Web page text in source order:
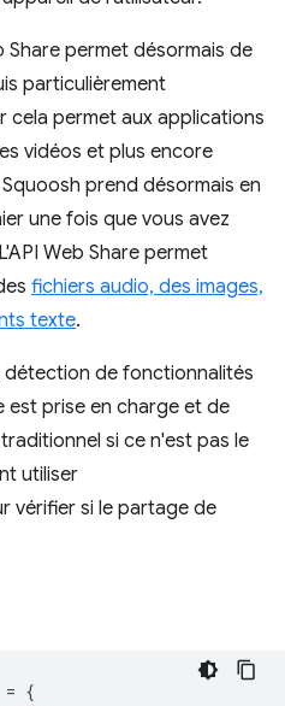
Share permet désormais de
particulièrement
cela permet aux applications
vidéos et plus encore
prend désormais en
une fois que vous avez
Web Share permet
fichiers audio, des images,
texte.
détection de fonctionnalités
est prise en charge et de
si ce n'est pas le
utiliser
vérifier si le partage de
= {